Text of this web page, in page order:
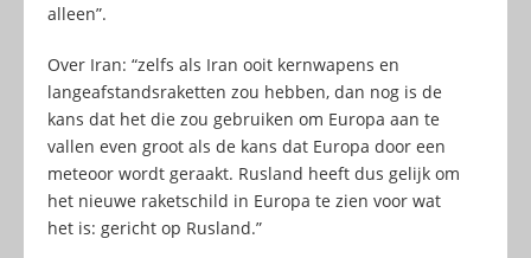
alleen”.
Over Iran: “zelfs als Iran ooit kernwapens en
langeafstandsraketten zou hebben, dan nog is de
kans dat het die zou gebruiken om Europa aan te
vallen even groot als de kans dat Europa door een
meteoor wordt geraakt. Rusland heeft dus gelijk om
het nieuwe raketschild in Europa te zien voor wat
het is: gericht op Rusland.”